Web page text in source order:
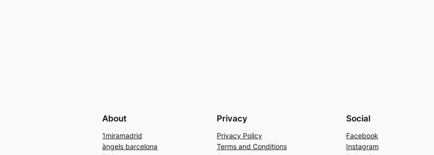
About
1miramadrid
àngels barcelona
Privacy
Privacy Policy
Terms and Conditions
Social
Facebook
Instagram